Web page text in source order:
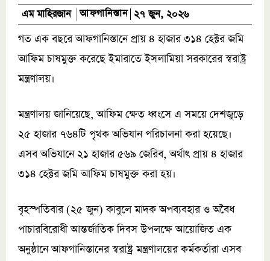
এম মাহিরজান আফগানিস্তান ২৭ জুন, ২০২৬
গত এক বছরে আফগানিস্তানে প্রায় ৪ হাজার ৩১৪ হেক্টর জমি
আফিম চাষমুক্ত করেছে ইমারাতে ইসলামিয়া সরকারের স্বরাষ্ট্র
মন্ত্রণালয়।
মন্ত্রণালয় জানিয়েছে, আফিম ক্ষেত ধ্বংসে এ সময়ে দেশজুড়ে
২৫ হাজার ৭৬৪টি পৃথক অভিযান পরিচালনা করা হয়েছে।
এসব অভিযানে ২১ হাজার ৫৬৯ জেরিব, অর্থাৎ প্রায় ৪ হাজার
৩১৪ হেক্টর জমি আফিম চাষমুক্ত করা হয়।
বৃহস্পতিবার (২৫ জুন) কাবুলে মাদক অপব্যবহার ও অবৈধ
পাচারবিরোধী আন্তর্জাতিক দিবস উপলক্ষে আয়োজিত এক
অনুষ্ঠানে আফগানিস্তানের স্বরাষ্ট্র মন্ত্রণালয়ের কর্মকর্তারা এসব